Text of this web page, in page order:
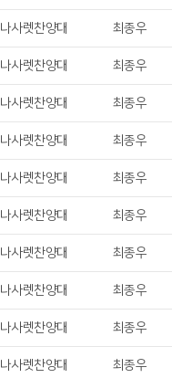
나사렛찬양대 최종우
나사렛찬양대 최종우
나사렛찬양대 최종우
나사렛찬양대 최종우
나사렛찬양대 최종우
나사렛찬양대 최종우
나사렛찬양대 최종우
나사렛찬양대 최종우
나사렛찬양대 최종우
나사렛찬양대 최종우